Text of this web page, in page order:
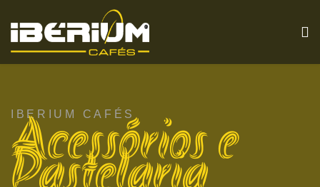
IBERIUM CAFÉS
Acessórios e